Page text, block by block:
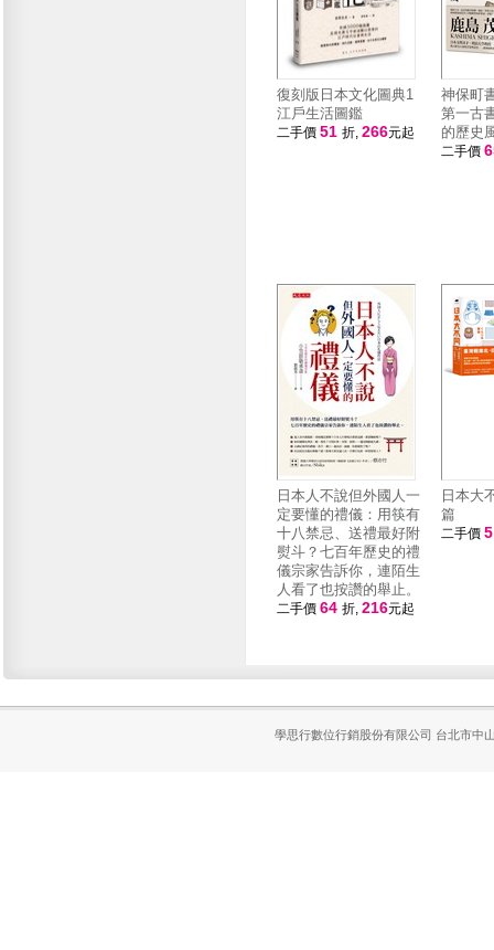
復刻版日本文化圖典1
江戶生活圖鑑
二手價 51 折, 266元起
神保町
第一古
的歷史
二手價
日本人不說但外國人一
定要懂的禮儀：用筷有
十八禁忌、送禮最好附
熨斗？七百年歷史的禮
儀宗家告訴你，連陌生
人看了也按讚的舉止。
二手價 64 折, 216元起
日本大
篇
二手價
學思行數位行銷股份有限公司 台北市中